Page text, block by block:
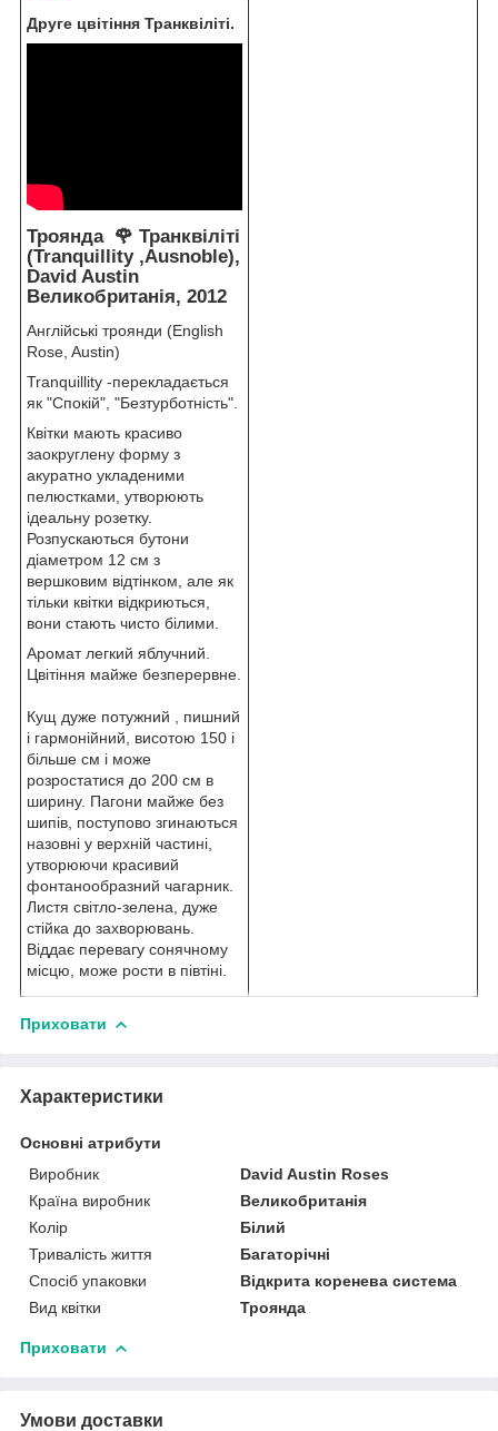
Друге цвітіння Транквіліті.
Троянда 🌹 Транквіліті
(Tranquillity ,Ausnoble),
David Austin
Великобританія, 2012
Англійські троянди (English
Rose, Austin)
Tranquillity -перекладається
як "Спокій", "Безтурботність".
Квітки мають красиво
заокруглену форму з
акуратно укладеними
пелюстками, утворюють
ідеальну розетку.
Розпускаються бутони
діаметром 12 см з
вершковим відтінком, але як
тільки квітки відкриються,
вони стають чисто білими.
Аромат легкий яблучний.
Цвітіння майже безперервне.
Кущ дуже потужний , пишний
і гармонійний, висотою 150 і
більше см і може
розростатися до 200 см в
ширину. Пагони майже без
шипів, поступово згинаються
назовні у верхній частині,
утворюючи красивий
фонтанообразний чагарник.
Листя світло-зелена, дуже
стійка до захворювань.
Віддає перевагу сонячному
місцю, може рости в півтіні.
Приховати
Характеристики
Основні атрибути
Виробник
David Austin Roses
Країна виробник
Великобританія
Колір
Білий
Тривалість життя
Багаторічні
Спосіб упаковки
Відкрита коренева система
Вид квітки
Троянда
Приховати
Умови доставки